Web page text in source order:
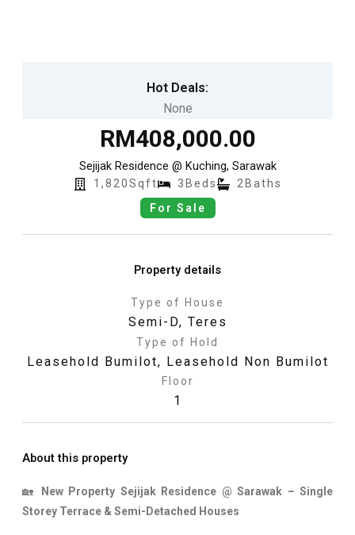
Hot Deals:
None
RM408,000.00
Sejijak Residence @ Kuching, Sarawak
1,820Sqft 3Beds
2Baths
For Sale
Property details
Type of House
Semi-D, Teres
Type of Hold
Leasehold Bumilot, Leasehold Non Bumilot
Floor
1
About this property
🏡 New Property Sejijak Residence @ Sarawak –Single
Storey Terrace & Semi-Detached Houses